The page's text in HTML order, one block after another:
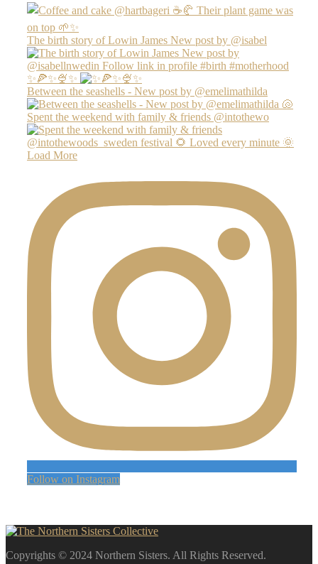
The birth story of Lowin James New post by @isabel
✨🍕✨🍨✨
Between the seashells - New post by @emelimathilda
Spent the weekend with family & friends @intothewo
Load More
Follow on Instagram
Copyrights © 2024 Northern Sisters. All Rights Reserved.